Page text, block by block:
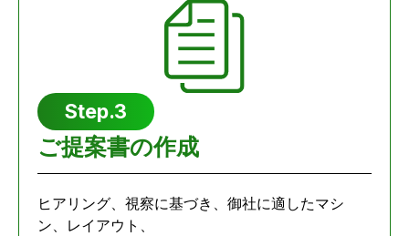
Step.3
ご提案書の作成
ヒアリング、視察に基づき、御社に適したマシ
ン、レイアウト、